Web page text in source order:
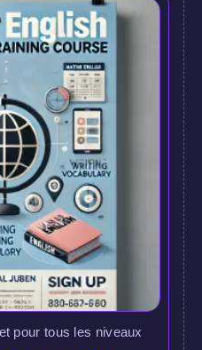
pour tous les niveaux